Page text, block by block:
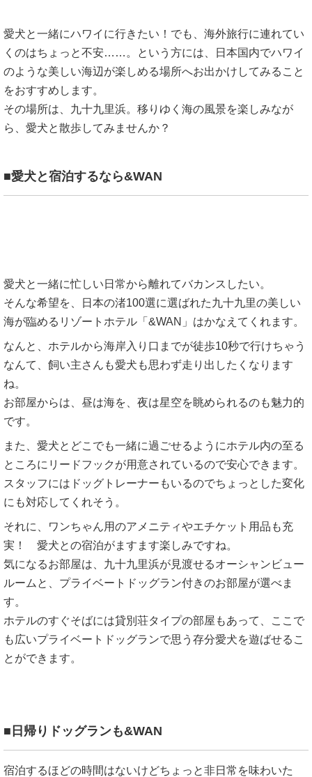
愛犬と一緒にハワイに行きたい！でも、海外旅行に連れてい
くのはちょっと不安……。という方には、日本国内でハワイ
のような美しい海辺が楽しめる場所へお出かけしてみること
をおすすめします。
その場所は、九十九里浜。移りゆく海の風景を楽しみなが
ら、愛犬と散歩してみませんか？
■愛犬と宿泊するなら&WAN
愛犬と一緒に忙しい日常から離れてバカンスしたい。
そんな希望を、日本の渚100選に選ばれた九十九里の美しい
海が臨めるリゾートホテル「&WAN」はかなえてくれます。
なんと、ホテルから海岸入り口までが徒歩10秒で行けちゃう
なんて、飼い主さんも愛犬も思わず走り出したくなります
ね。
お部屋からは、昼は海を、夜は星空を眺められるのも魅力的
です。
また、愛犬とどこでも一緒に過ごせるようにホテル内の至る
ところにリードフックが用意されているので安心できます。
スタッフにはドッグトレーナーもいるのでちょっとした変化
にも対応してくれそう。
それに、ワンちゃん用のアメニティやエチケット用品も充
実！ 愛犬との宿泊がますます楽しみですね。
気になるお部屋は、九十九里浜が見渡せるオーシャンビュー
ルームと、プライベートドッグラン付きのお部屋が選べま
す。
ホテルのすぐそばには貸別荘タイプの部屋もあって、ここで
も広いプライベートドッグランで思う存分愛犬を遊ばせるこ
とができます。
■日帰りドッグランも&WAN
宿泊するほどの時間はないけどちょっと非日常を味わいた